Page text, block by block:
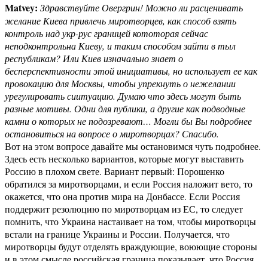
Matvey: Здравствуйте Овергрин! Можно ли расценивать
желание Киева привлечь миротворцев, как способ взять
контроль над укр-рус границей кототорая сейчас
неподконтрольна Киеву, и таким способом зайти в тыл
республикам? Или Киев изначально знает о
бесперспективности этой инициативы, но использует ее как
провокацию для Москвы, чтобы упрекнуть о нежелании
урегулировать сиитуацию. Думаю что здесь могут быть
разные мотивы. Одни для публики, а другие как подводные
камни о которых не подозревают… Могли бы Вы подробнее
остановиться на вопросе о миротворцах? Спасибо.
Вот на этом вопросе давайте мы остановимся чуть подробнее.
Здесь есть несколько вариантов, которые могут выставить
Россию в плохом свете. Вариант первый: Порошенко
обратился за миротворцами, и если Россия наложит вето, то
окажется, что она против мира на Донбассе. Если Россия
поддержит резолюцию по миротворцам из ЕС, то следует
помнить, что Украина настаивает на том, чтобы миротворцы
встали на границе Украины и России. Получается, что
миротворцы будут отделять враждующие, воюющие стороны